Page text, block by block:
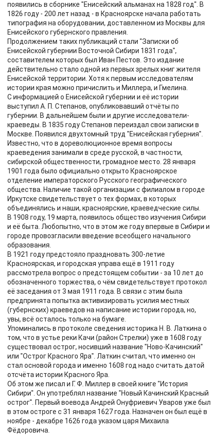
появились в сборнике "Енисейский альманах на 1828 год". В
1826 году - 200 лет назад - в Красноярске начала работать
типография на оборудовании, доставленном из Москвы для
Енисейского губернского правления.
Продолжением таких публикаций стали "Записки об
Енисейской губернии Восточной Сибири 1831 года",
составителем которых был Иван Пестов. Это издание
действительно стало одной из первых зрелых книг жителя
Енисейской территории. Хотя к первым исследователям
истории края можно причислить и Миллера, и Гмелина.
С информацией о Енисейской губернии и её истории
выступил А. П. Степанов, опубликовавший отчёты по
губернии. В дальнейшем были и другие исследователи-
краеведы. В 1835 году Степанов переиздал свои записки в
Москве. Появился двухтомный труд "Енисейская губерния".
Известно, что в дореволюционное время вопросы
краеведения занимали в среде русской, в частности,
сибирской общественности, громадное место. 28 января
1901 года было официально открыто Красноярское
отделение императорского Русского географического
общества. Наличие такой организации с филиалом в городе
Иркутске свидетельствует о тех формах, в которых
объединялись и наши, красноярские, краеведческие силы.
В 1908 году, 19 марта, появилось общество изучения Сибири
и её быта. Любопытно, что в этом же году впервые в Сибири и
городе провозгласили введение всеобщего начального
образования.
В 1921 году предстояло праздновать 300-летие
Красноярская, и городская управа ещё в 1911 году
рассмотрела вопрос о предстоящем событии - за 10 лет до
обозначенного торжества, о чём свидетельствует протокол
её заседания от 3 мая 1911 года. В связи с этим была
предпринята попытка активизировать усилия местных
(губернских) краеведов на написание истории города, но,
увы, всё осталось только на бумаге.
Упоминались в протоколе сведения историка Н. В. Латкина о
том, что в устье реки Качи (район Стрелки) уже в 1608 году
существовал острог, носивший название "Ново-Качинский"
или "Острог Красного Яра". Латкин считал, что именно он
стал основой города и именно 1608 год надо считать датой
отсчёта истории Красного Яра.
Об этом же писал и Г. Ф. Миллер в своей книге "История
Сибири". Он употреблял название "Новый Качинский Красный
острог". Первый воевода Андрей Онуфриевич Уваров уже был
в этом остроге с 31 января 1627 года. Назначен он был ещё в
ноябре - декабре 1626 года указом царя Михаила
Фёдоровича.